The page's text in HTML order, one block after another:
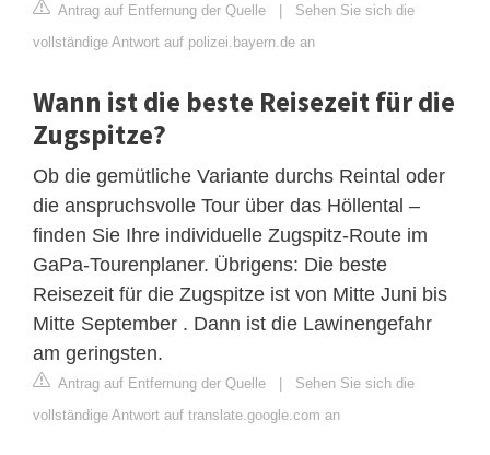
Antrag auf Entfernung der Quelle | Sehen Sie sich die
vollständige Antwort auf polizei.bayern.de an
Wann ist die beste Reisezeit für die
Zugspitze?
Ob die gemütliche Variante durchs Reintal oder
die anspruchsvolle Tour über das Höllental –
finden Sie Ihre individuelle Zugspitz-Route im
GaPa-Tourenplaner. Übrigens: Die beste
Reisezeit für die Zugspitze ist von Mitte Juni bis
Mitte September . Dann ist die Lawinengefahr
am geringsten.
Antrag auf Entfernung der Quelle | Sehen Sie sich die
vollständige Antwort auf translate.google.com an